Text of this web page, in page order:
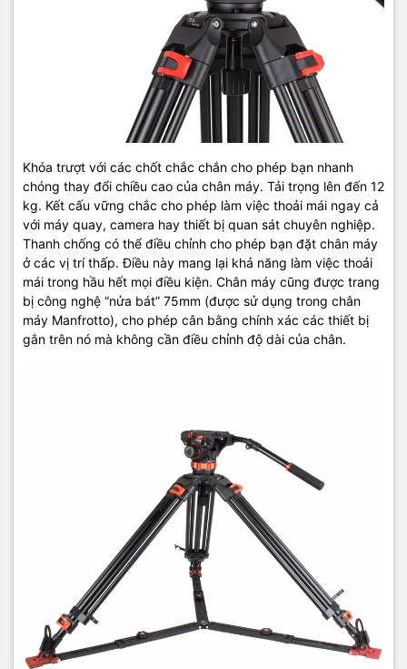
Khóa trượt với các chốt chắc chắn cho phép bạn nhanh
chóng thay đổi chiều cao của chân máy. Tải trọng lên đến 12
kg. Kết cấu vững chắc cho phép làm việc thoải mái ngay cả
với máy quay, camera hay thiết bị quan sát chuyên nghiệp.
Thanh chống có thể điều chỉnh cho phép bạn đặt chân máy
ở các vị trí thấp. Điều này mang lại khả năng làm việc thoải
mái trong hầu hết mọi điều kiện. Chân máy cũng được trang
bị công nghệ “nửa bát” 75mm (được sử dụng trong chân
máy Manfrotto), cho phép cân bằng chính xác các thiết bị
gắn trên nó mà không cần điều chỉnh độ dài của chân.